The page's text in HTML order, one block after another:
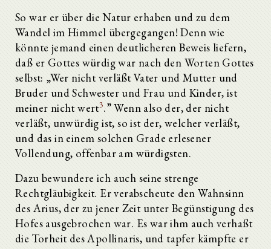
So war er über die Natur erhaben und zu dem
Wandel im Himmel übergegangen! Denn wie
könnte jemand einen deutlicheren Beweis liefern,
daß er Gottes würdig war nach den Worten Gottes
selbst: „Wer nicht verläßt Vater und Mutter und
Bruder und Schwester und Frau und Kinder, ist
meiner nicht wert3.” Wenn also der, der nicht
verläßt, unwürdig ist, so ist der, welcher verläßt,
und das in einem solchen Grade erlesener
Vollendung, offenbar am würdigsten.
Dazu bewundere ich auch seine strenge
Rechtgläubigkeit. Er verabscheute den Wahnsinn
des Arius, der zu jener Zeit unter Begünstigung des
Hofes ausgebrochen war. Es war ihm auch verhaßt
die Torheit des Apollinaris, und tapfer kämpfte er